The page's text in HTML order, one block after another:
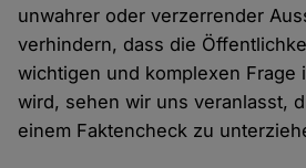
unwahrer oder verzerrender
verhindern, dass die
wichtigen und komplexen Frage
wird, sehen wir uns veranlasst,
einem Faktencheck zu